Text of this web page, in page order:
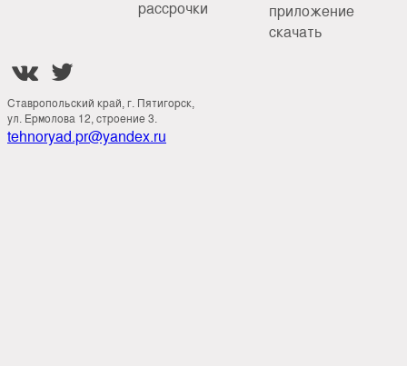
рассрочки
приложение
скачать
 
Ставропольский край, г. Пятигорск,
ул. Ермолова 12, строение 3.
tehnoryad.pr@yandex.ru